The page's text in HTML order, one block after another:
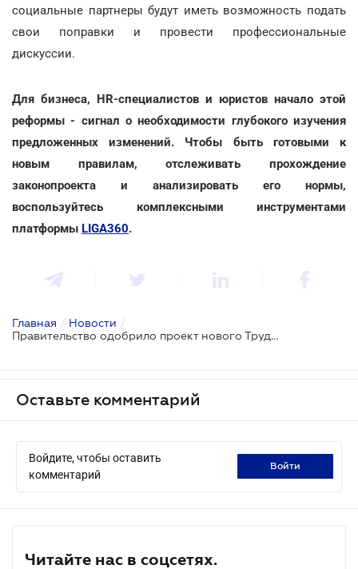
социальные партнеры будут иметь возможность подать
свои поправки и провести профессиональные
дискуссии.
Для бизнеса, HR-специалистов и юристов начало этой
реформы - сигнал о необходимости глубокого изучения
предложенных изменений. Чтобы быть готовыми к
новым правилам, отслеживать прохождение
законопроекта и анализировать его нормы,
воспользуйтесь комплексными инструментами
платформы LIGA360.
Главная / Новости /
Правительство одобрило проект нового Трудового кодекса: что изменится для работников и работодателей
Оставьте комментарий
Войдите, чтобы оставить
комментарий
войти
Читайте нас в соцсетях.